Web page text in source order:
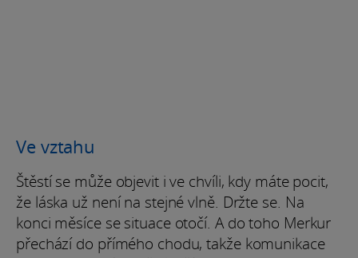
Ve vztahu
Štěstí se může objevit i ve chvíli, kdy máte pocit,
že láska už není na stejné vlně. Držte se. Na
konci měsíce se situace otočí. A do toho Merkur
přechází do přímého chodu, takže komunikace